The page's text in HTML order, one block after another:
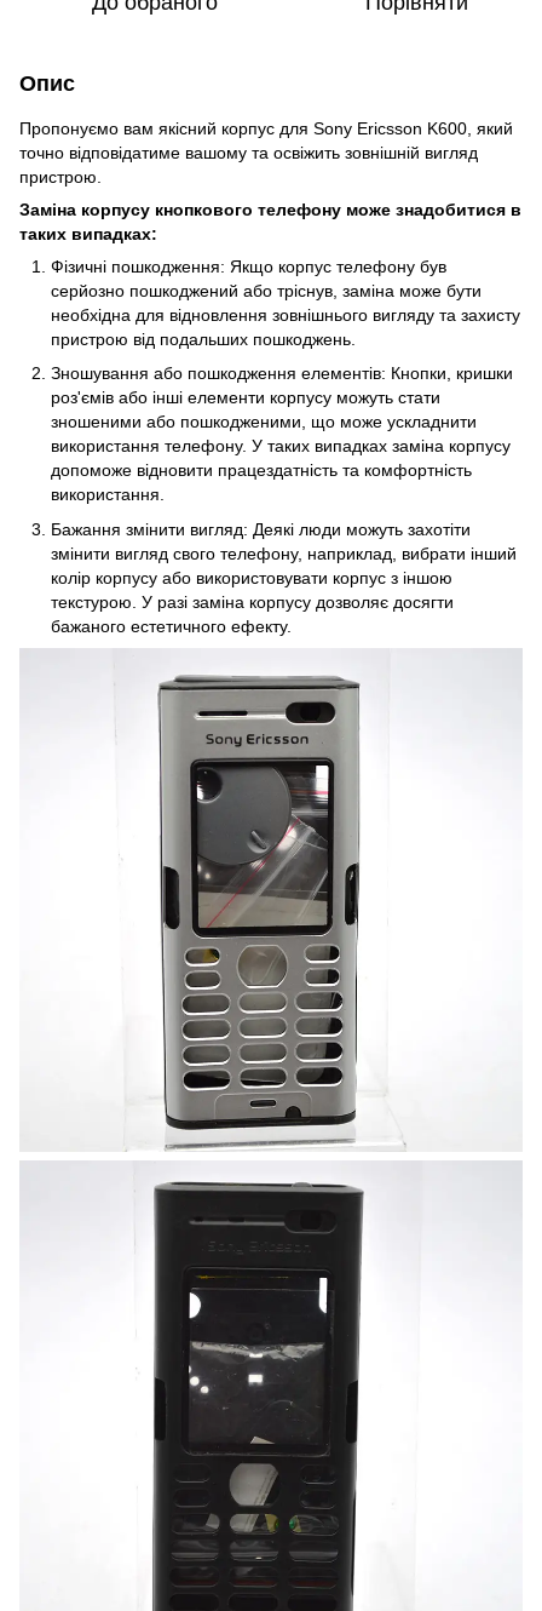
Опис
Пропонуємо вам якісний корпус для Sony Ericsson K600, який
точно відповідатиме вашому та освіжить зовнішній вигляд
пристрою.
Заміна корпусу кнопкового телефону може знадобитися в
таких випадках:
Фізичні пошкодження: Якщо корпус телефону був
серйозно пошкоджений або тріснув, заміна може бути
необхідна для відновлення зовнішнього вигляду та захисту
пристрою від подальших пошкоджень.
Зношування або пошкодження елементів: Кнопки, кришки
роз'ємів або інші елементи корпусу можуть стати
зношеними або пошкодженими, що може ускладнити
використання телефону. У таких випадках заміна корпусу
допоможе відновити працездатність та комфортність
використання.
Бажання змінити вигляд: Деякі люди можуть захотіти
змінити вигляд свого телефону, наприклад, вибрати інший
колір корпусу або використовувати корпус з іншою
текстурою. У разі заміна корпусу дозволяє досягти
бажаного естетичного ефекту.